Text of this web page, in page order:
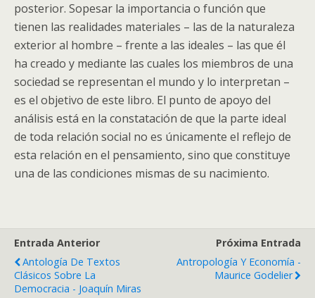
posterior. Sopesar la importancia o función que
tienen las realidades materiales – las de la naturaleza
exterior al hombre – frente a las ideales – las que él
ha creado y mediante las cuales los miembros de una
sociedad se representan el mundo y lo interpretan –
es el objetivo de este libro. El punto de apoyo del
análisis está en la constatación de que la parte ideal
de toda relación social no es únicamente el reflejo de
esta relación en el pensamiento, sino que constituye
una de las condiciones mismas de su nacimiento.
Entrada Anterior
Antología De Textos
Clásicos Sobre La
Democracia - Joaquín Miras
Próxima Entrada
Antropología Y Economía -
Maurice Godelier